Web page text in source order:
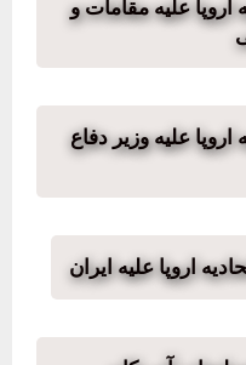
اروپا علیه مقامات و
علیه وزیر دفاع
اروپا علیه ایران